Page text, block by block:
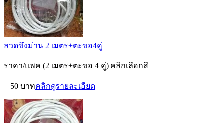
ลวดขึงม่าน 2 เมตร+ตะขอ4คู่
ราคา/แพค (2 เมตร+ตะขอ 4 คู่) คลิกเลือกสี
50 บาทคลิกดูรายละเอียด